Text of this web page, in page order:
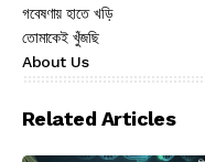
গবেষণায় হাতে খড়ি
তোমাকেই খুঁজছি
About Us
Related Articles